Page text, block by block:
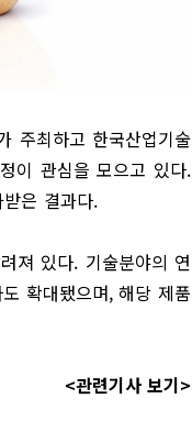
주최하고 한국산업기술
이 관심을 모으고 있다.
은 결과다.
져 있다. 기술분야의 연
확대됐으며, 해당 제품
<관련기사 보기>